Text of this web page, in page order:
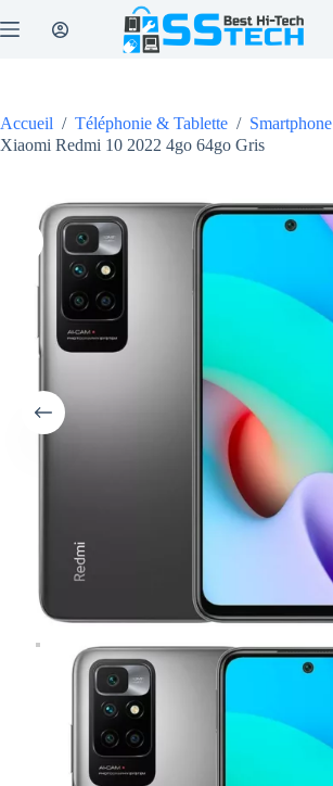
au
Accueil / Téléphonie & Tablette / Smartphone
Xiaomi Redmi 10 2022 4go 64go Gris